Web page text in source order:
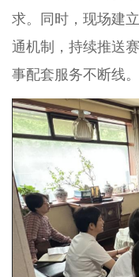
求。同时，现场建
通机制，持续推送
事配套服务不断线。